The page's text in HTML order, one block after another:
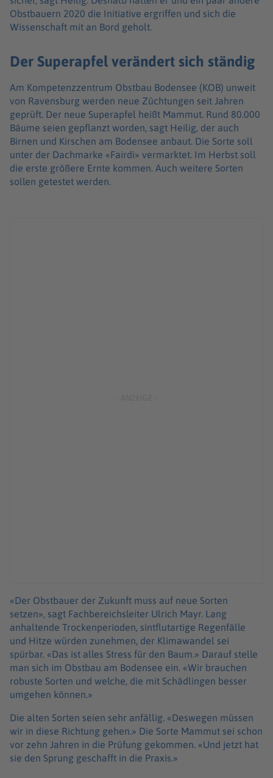
Obstbauern 2020 die Initiative ergriffen und sich die
Wissenschaft mit an Bord geholt.
Der Superapfel verändert sich ständig
Am Kompetenzzentrum Obstbau Bodensee (KOB) unweit
von Ravensburg werden neue Züchtungen seit Jahren
geprüft. Der neue Superapfel heißt Mammut. Rund 80.000
Bäume seien gepflanzt worden, sagt Heilig, der auch
Birnen und Kirschen am Bodensee anbaut. Die Sorte soll
unter der Dachmarke «Fairdi» vermarktet. Im Herbst soll
die erste größere Ernte kommen. Auch weitere Sorten
sollen getestet werden.
«Der Obstbauer der Zukunft muss auf neue Sorten
setzen», sagt Fachbereichsleiter Ulrich Mayr. Lang
anhaltende Trockenperioden, sintflutartige Regenfälle
und Hitze würden zunehmen, der Klimawandel sei
spürbar. «Das ist alles Stress für den Baum.» Darauf stelle
man sich im Obstbau am Bodensee ein. «Wir brauchen
robuste Sorten und welche, die mit Schädlingen besser
umgehen können.»
Die alten Sorten seien sehr anfällig. «Deswegen müssen
wir in diese Richtung gehen.» Die Sorte Mammut sei schon
vor zehn Jahren in die Prüfung gekommen. «Und jetzt hat
sie den Sprung geschafft in die Praxis.»